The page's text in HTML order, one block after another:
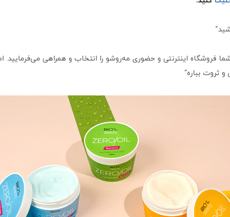
فروشگاه اینترنتی و حضوری مه‌روشو را انتخاب و همراهی می‌فرمایید.
و ثروت بباره"